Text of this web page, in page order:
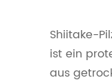
Shiitake-
ist ein
aus